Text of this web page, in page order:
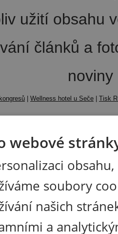
užití obsahu
článků a
Wellness hotel u Seče Tisk
webové
soubory
našich
a